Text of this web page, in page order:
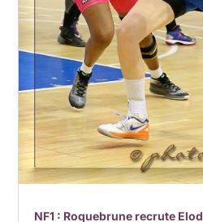
NF1 : Roquebrune recrute